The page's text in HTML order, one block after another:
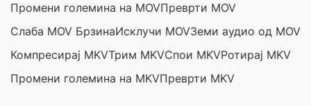
Промени големина на MOVПреврти MOV
Слаба MOV БрзинаИсклучи MOVЗеми аудио од MOV
Компресирај MKVТрим MKVСпои MKVРотирај MKV
Промени големина на MKVПреврти MKV